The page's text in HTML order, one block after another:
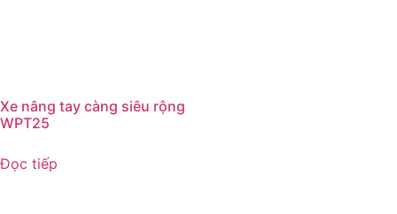
Xe nâng tay càng siêu rộng
WPT25
Đọc tiếp